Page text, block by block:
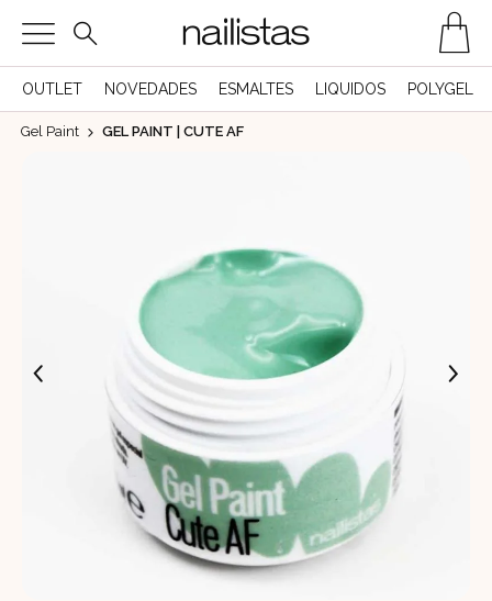
OUTLET NOVEDADES ESMALTES LIQUIDOS POLYGEL
Gel Paint GEL PAINT | CUTE AF